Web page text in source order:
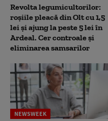
Revolta legumicultorilor:
roșiile pleacă din Olt cu 1,5
lei și ajung la peste 5 lei în
Ardeal. Cer controale și
eliminarea samsarilor
NEWSWEEK